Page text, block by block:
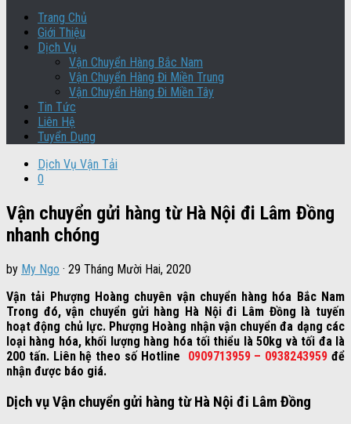
Trang Chủ
Giới Thiệu
Dịch Vụ
Vận Chuyển Hàng Bắc Nam
Vận Chuyển Hàng Đi Miền Trung
Vận Chuyển Hàng Đi Miền Tây
Tin Tức
Liên Hệ
Tuyển Dụng
Dịch Vụ Vận Tải
0
Vận chuyển gửi hàng từ Hà Nội đi Lâm Đồng
nhanh chóng
by My Ngo · 29 Tháng Mười Hai, 2020
Vận tải Phượng Hoàng chuyên vận chuyển hàng hóa Bắc Nam
Trong đó, vận chuyển gửi hàng Hà Nội đi Lâm Đồng là tuyến
hoạt động chủ lực. Phượng Hoàng nhận vận chuyển đa dạng các
loại hàng hóa, khối lượng hàng hóa tối thiểu là 50kg và tối đa là
200 tấn. Liên hệ theo số Hotline 0909713959 – 0938243959để
nhận được báo giá.
Dịch vụ Vận chuyển gửi hàng từ Hà Nội đi Lâm Đồng